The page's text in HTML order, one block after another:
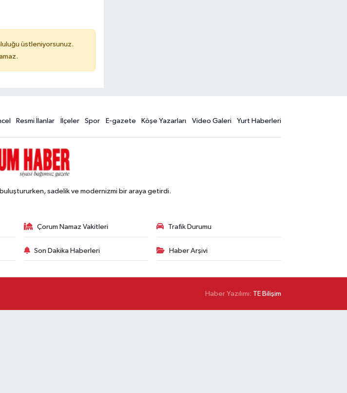
üstleniyorsunuz.
Resmi İlanlar İlçeler Spor E-gazete Köşe Yazarları Video Galeri Yurt Haberleri
sadelik ve modernizmi bir araya getirdi.
Çorum Namaz Vakitleri Trafik Durumu
Son Dakika Haberleri Haber Arşivi
Haber Yazılımı: TE Bilişim